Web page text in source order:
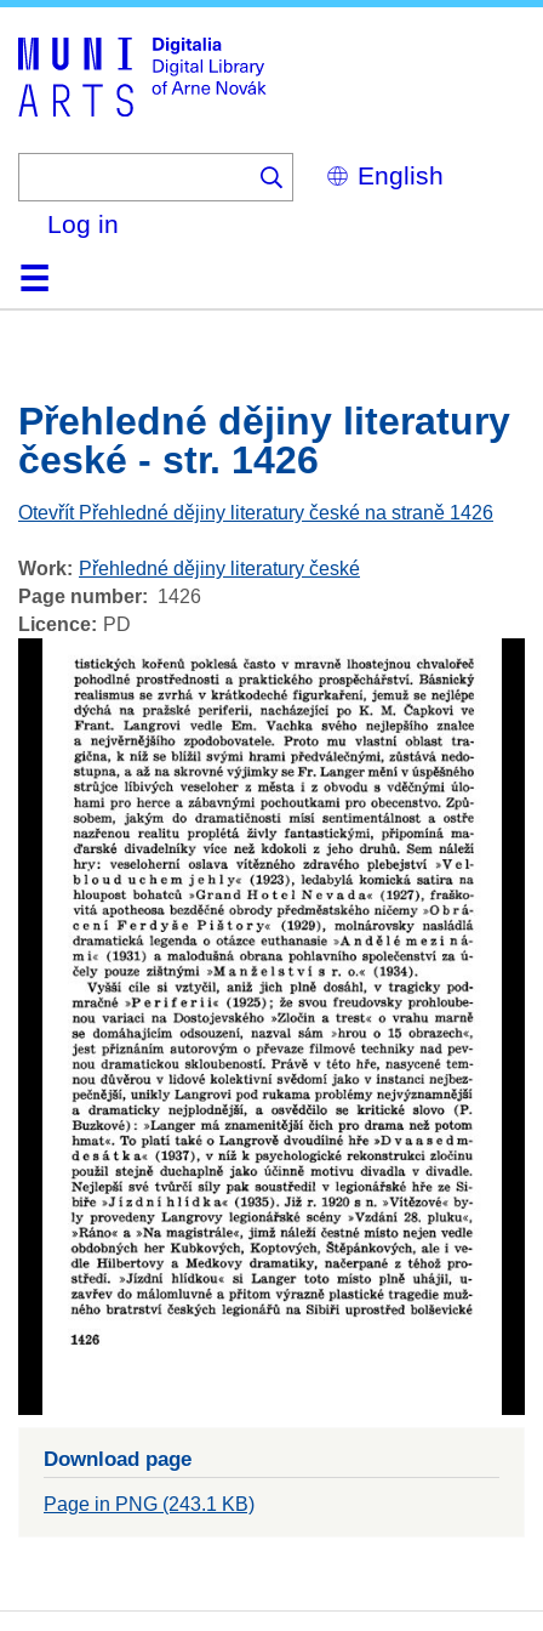
Select
your
Log in
HomeBrowse
Search
About
HelpContactDigitalia
Přehledné dějiny literatury
české - str. 1426
Otevřít Přehledné dějiny literatury české na straně 1426
Work
Přehledné dějiny literatury české
Page number
1426
Licence
PD
Download page
Page in PNG (243.1 KB)